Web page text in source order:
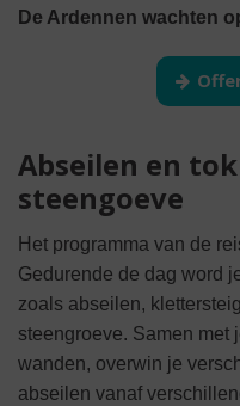
De Ardennen wachten
Abseilen en
steengoeve
Het programma van de
Gedurende de dag word
zoals abseilen,
steengroeve. Samen met
wanden, overwin je
abseilen vanaf